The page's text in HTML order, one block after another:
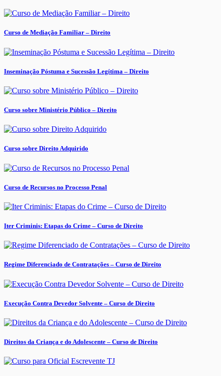
Curso de Mediação Familiar – Direito
Inseminação Póstuma e Sucessão Legítima – Direito
Curso sobre Ministério Público – Direito
Curso sobre Direito Adquirido
Curso de Recursos no Processo Penal
Iter Criminis: Etapas do Crime – Curso de Direito
Regime Diferenciado de Contratações – Curso de Direito
Execução Contra Devedor Solvente – Curso de Direito
Direitos da Criança e do Adolescente – Curso de Direito